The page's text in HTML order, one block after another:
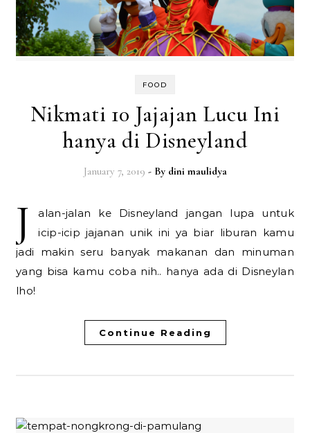
FOOD
Nikmati 10 Jajajan Lucu Ini
hanya di Disneyland
January 7, 2019 - By dini maulidya
J
alan-jalan ke Disneyland jangan lupa untuk
icip-icip jajanan unik ini ya biar liburan kamu
jadi makin seru banyak makanan dan minuman
yang bisa kamu coba nih.. hanya ada di Disneylan
lho!
Continue Reading